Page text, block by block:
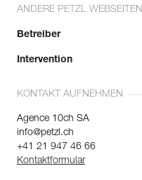
ANDERE PETZL WEBSEITEN
Betreiber
Intervention
KONTAKT AUFNEHMEN
Agence 10ch SA
info@petzl.ch
+41 21 947 46 66
Kontaktformular